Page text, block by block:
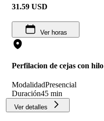
31.59 USD
Ver horas
Perfilacion de cejas con hilo
ModalidadPresencial
Duración45 min
Ver detalles